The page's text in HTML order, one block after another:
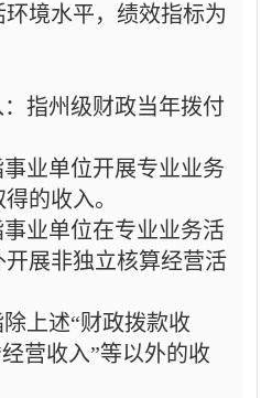
境水平，绩效指标为
指州级财政当年拨付
业单位开展专业业务
的收入。
业单位在专业业务活
展非独立核算经营活
上述“财政拨款收
营收入”等以外的收